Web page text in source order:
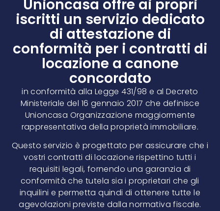
Unioncasa offre ai propri
iscritti un servizio dedicato
di attestazione di
conformità per i contratti di
locazione a canone
concordato
in conformità alla Legge 431/98 e al Decreto
Ministeriale del 16 gennaio 2017 che definisce
Unioncasa Organizzazione maggiormente
rappresentativa della proprietà immobiliare.
Questo servizio è progettato per assicurare che i
vostri contratti di locazione rispettino tutti i
requisiti legali, fornendo una garanzia di
conformità che tutela sia i proprietari che gli
inquilini e permetta quindi di ottenere tutte le
agevolazioni previste dalla normativa fiscale.